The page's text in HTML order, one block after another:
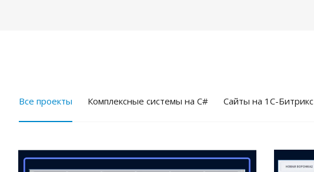
Все проекты Комплексные системы на C# Cайты на 1С-Битрикс